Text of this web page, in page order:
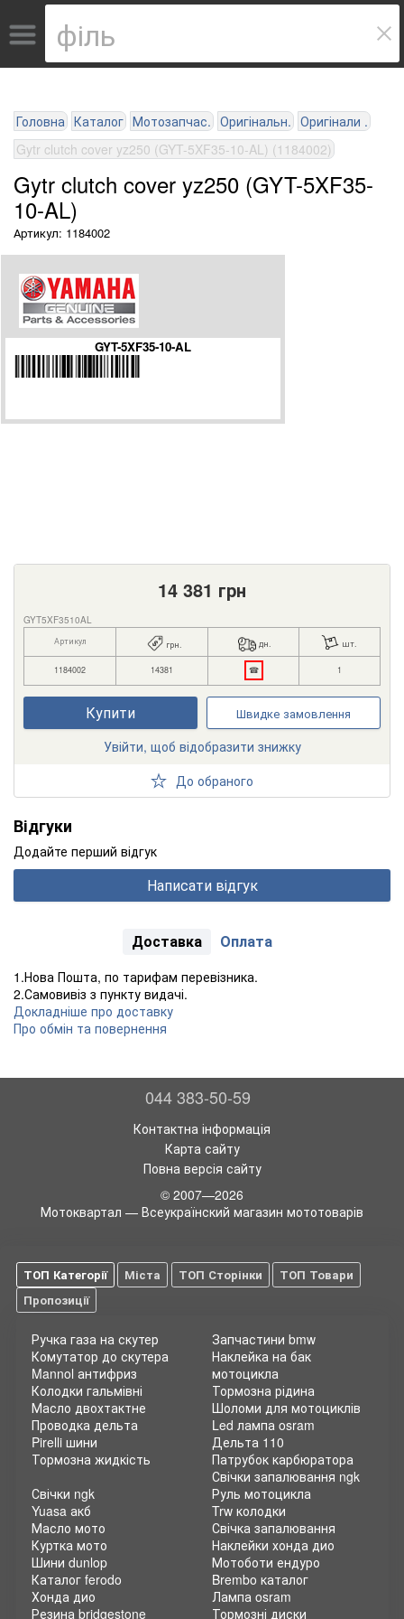
Головна Каталог Мотозапчас. Оригінальн. Оригінали .
Gytr clutch cover yz250 (GYT-5XF35-10-AL) (1184002)
Gytr clutch cover yz250 (GYT-5XF35-
10-AL)
Артикул: 1184002
GYT-5XF35-10-AL
14 381 грн
GYT5XF3510AL
Артикул грн. дн. шт.
1184002 14381 ☎ 1
Купити Швидке замовлення
Увійти, щоб відобразити знижку
До обраного
Відгуки
Додайте перший відгук
Написати відгук
Доставка Оплата
1.Нова Пошта, по тарифам перевізника.
2.Самовивіз з пункту видачі.
Докладніше про доставку
Про обмін та повернення
044 383-50-59
Контактна інформація
Карта сайту
Повна версія сайту
© 2007—2026
Мотоквартал — Всеукраїнский магазин мототоварів
ТОП Категорії Міста ТОП Сторінки
ТОП Товари
Пропозиції
Ручка газа на скутер
Комутатор до скутера
Mannol антифриз
Колодки гальмівні
Масло двохтактне
Проводка дельта
Pirelli шини
Тормозна жидкість
Запчастини bmw
Наклейка на бак
мотоцикла
Тормозна рідина
Шоломи для мотоциклів
Led лампа osram
Дельта 110
Патрубок карбюратора
Свічки запалювання ngk
Свічки ngk
Yuasa акб
Масло мото
Куртка мото
Шини dunlop
Каталог ferodo
Хонда дио
Резина bridgestone
Руль мотоцикла
Trw колодки
Свічка запалювання
Наклейки хонда дио
Мотоботи ендуро
Brembo каталог
Лампа osram
Тормозні диски